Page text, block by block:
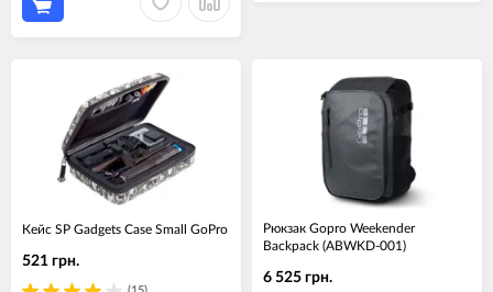
Кейс SP Gadgets Case Small GoPro
521 грн.
Рюкзак Gopro Weekender
Backpack (ABWKD-001)
6 525 грн.